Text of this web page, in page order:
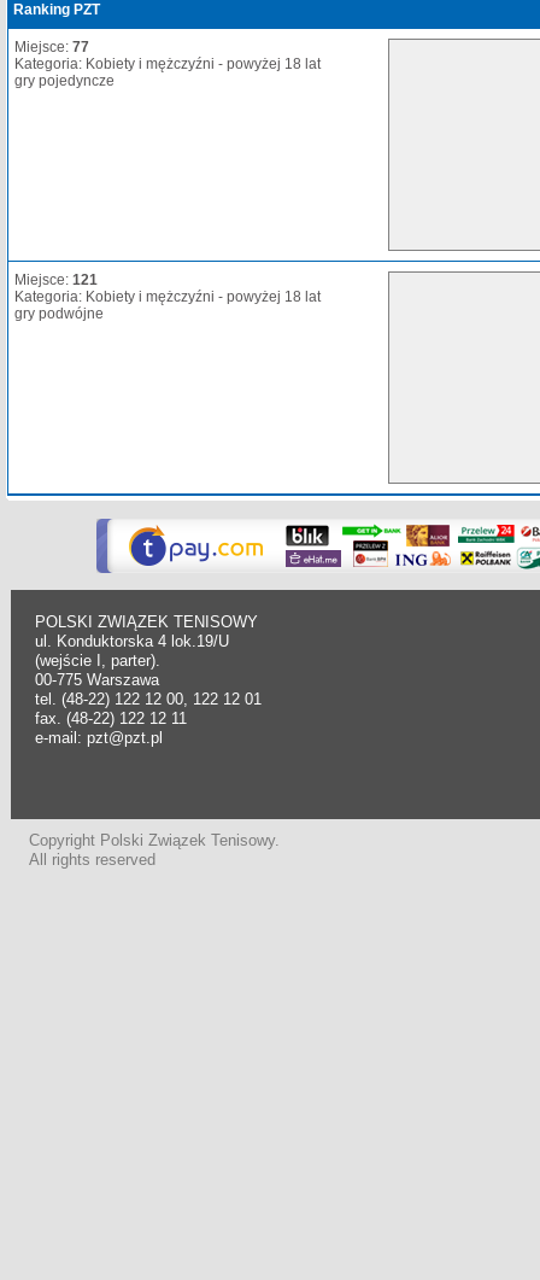
Ranking PZT
Miejsce: 77
Kategoria: Kobiety i mężczyźni - powyżej 18 lat
gry pojedyncze
Miejsce: 121
Kategoria: Kobiety i mężczyźni - powyżej 18 lat
gry podwójne
POLSKI ZWIĄZEK TENISOWY
ul. Konduktorska 4 lok.19/U
(wejście I, parter).
00-775 Warszawa
tel. (48-22) 122 12 00, 122 12 01
fax. (48-22) 122 12 11
e-mail: pzt@pzt.pl
Copyright Polski Związek Tenisowy.
All rights reserved